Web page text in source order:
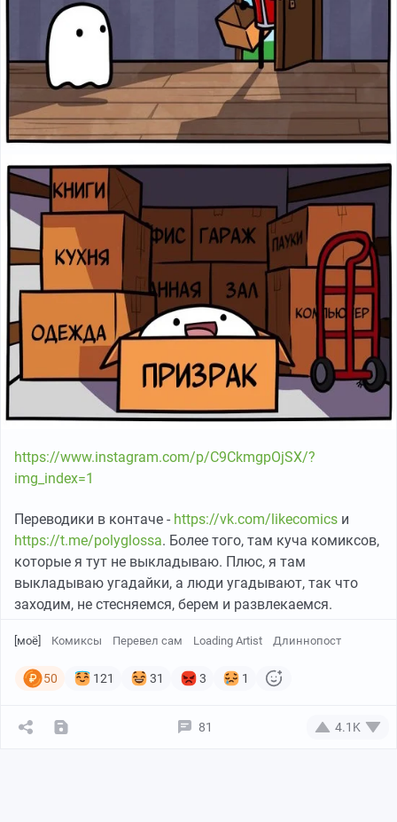
https://www.instagram.com/p/C9CkmgpOjSX/?
img_index=1
Переводики в контаче - https://vk.com/likecomics и
https://t.me/polyglossa. Более того, там куча комиксов,
которые я тут не выкладываю. Плюс, я там
выкладываю угадайки, а люди угадывают, так что
заходим, не стесняемся, берем и развлекаемся.
[моё] Комиксы Перевел сам Loading Artist Длиннопост
50 121 31 3 1
81 4.1K